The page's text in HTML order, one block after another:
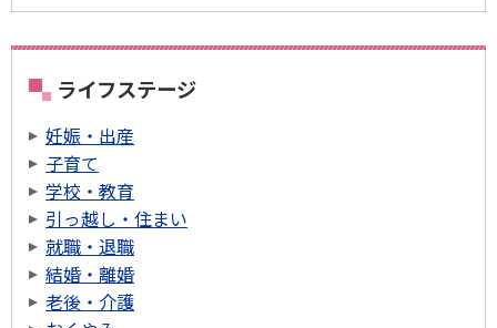
ライフステージ
妊娠・出産
子育て
学校・教育
引っ越し・住まい
就職・退職
結婚・離婚
老後・介護